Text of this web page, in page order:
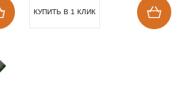
КУПИТЬ В 1 КЛИК